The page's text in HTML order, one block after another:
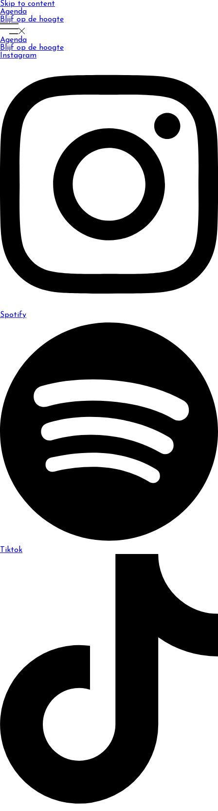
Skip to content
Agenda
Blijf op de hoogte
Agenda
Blijf op de hoogte
Instagram
Spotify
Tiktok